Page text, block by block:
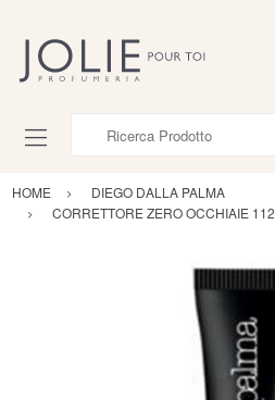
HOME
DIEGO DALLA PALMA
CORRETTORE ZERO OCCHIAIE 112